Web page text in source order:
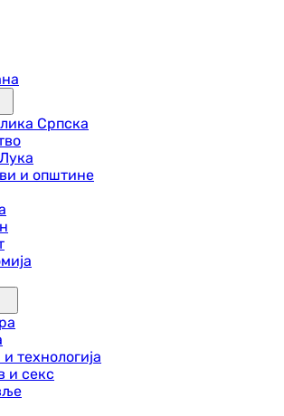
Српска
и општине
технологија
и секс